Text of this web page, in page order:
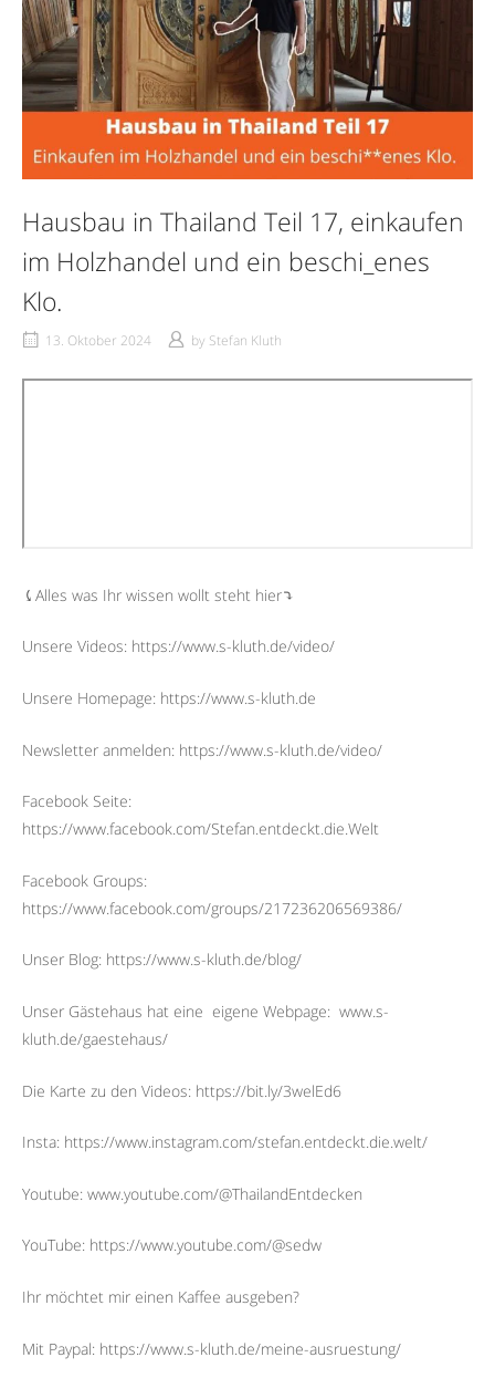
Hausbau in Thailand Teil 17, einkaufen
im Holzhandel und ein beschi_enes
Klo.
13. Oktober 2024 by Stefan Kluth
⤹Alles was Ihr wissen wollt steht hier⤵︎
Unsere Videos: https://www.s-kluth.de/video/
Unsere Homepage: https://www.s-kluth.de
Newsletter anmelden: https://www.s-kluth.de/video/
Facebook Seite:
https://www.facebook.com/Stefan.entdeckt.die.Welt
Facebook Groups:
https://www.facebook.com/groups/217236206569386/
Unser Blog: https://www.s-kluth.de/blog/
Unser Gästehaus hat eine eigene Webpage: www.s-
kluth.de/gaestehaus/
Die Karte zu den Videos: https://bit.ly/3welEd6
Insta: https://www.instagram.com/stefan.entdeckt.die.welt/
Youtube: www.youtube.com/@ThailandEntdecken
YouTube: https://www.youtube.com/@sedw
Ihr möchtet mir einen Kaffee ausgeben?
Mit Paypal: https://www.s-kluth.de/meine-ausruestung/